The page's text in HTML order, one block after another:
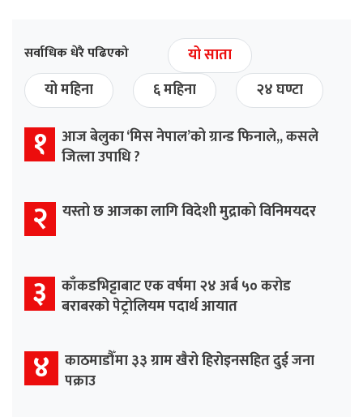
सर्वाधिक धेरै पढिएको
यो साता
यो महिना
६ महिना २४ घण्टा
१ आज बेलुका ‘मिस नेपाल’को ग्रान्ड फिनाले,, कसले
जित्ला उपाधि ?
२ यस्तो छ आजका लागि विदेशी मुद्राको विनिमयदर
३ काँकडभिट्टाबाट एक वर्षमा २४ अर्ब ५० करोड
बराबरको पेट्रोलियम पदार्थ आयात
४ काठमाडौँमा ३३ ग्राम खैरो हिरोइनसहित दुई जना
पक्राउ